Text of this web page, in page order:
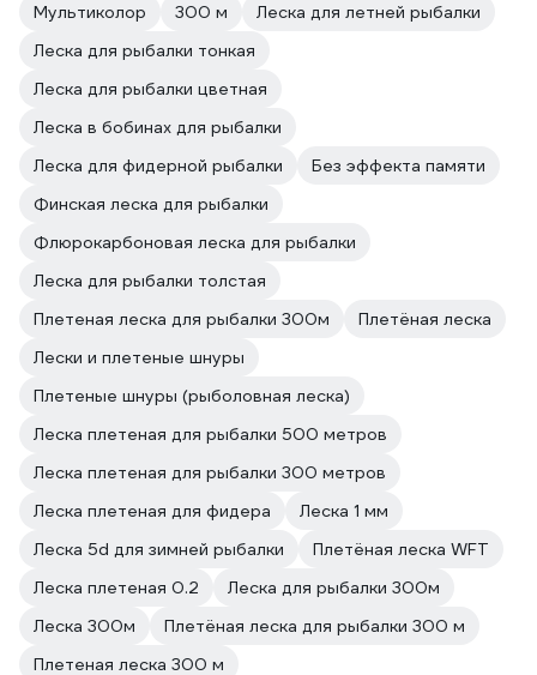
Мультиколор
300 м
Леска для летней рыбалки
Леска для рыбалки тонкая
Леска для рыбалки цветная
Леска в бобинах для рыбалки
Леска для фидерной рыбалки
Без эффекта памяти
Финская леска для рыбалки
Флюрокарбоновая леска для рыбалки
Леска для рыбалки толстая
Плетeная леска для рыбалки 300м
Плетёная леска
Лески и плетеные шнуры
Плетеные шнуры (рыболовная леска)
Леска плетеная для рыбалки 500 метров
Леска плетеная для рыбалки 300 метров
Леска плетеная для фидера
Леска 1 мм
Леска 5d для зимней рыбалки
Плетёная леска WFT
Леска плетеная 0.2
Леска для рыбалки 300м
Леска 300м
Плетёная леска для рыбалки 300 м
Плетеная леска 300 м